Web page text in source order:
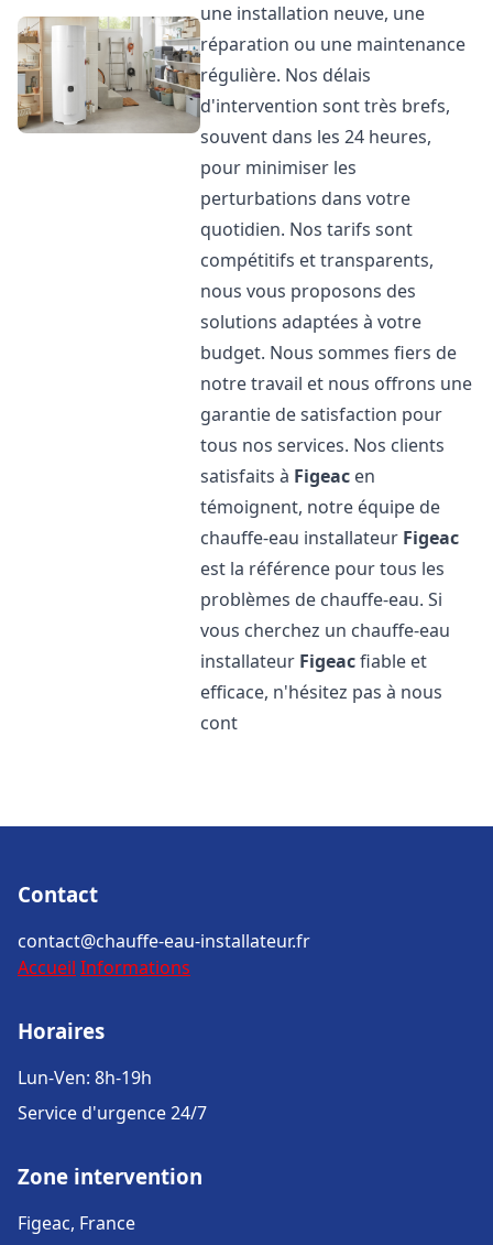
une installation neuve, une
réparation ou une maintenance
régulière. Nos délais
d'intervention sont très brefs,
souvent dans les 24 heures,
pour minimiser les
perturbations dans votre
quotidien. Nos tarifs sont
compétitifs et transparents,
nous vous proposons des
solutions adaptées à votre
budget. Nous sommes fiers de
notre travail et nous offrons une
garantie de satisfaction pour
tous nos services. Nos clients
satisfaits à Figeac en
témoignent, notre équipe de
chauffe-eau installateur Figeac
est la référence pour tous les
problèmes de chauffe-eau. Si
vous cherchez un chauffe-eau
installateur Figeacfiable et
efficace, n'hésitez pas à nous
cont
Contact
contact@chauffe-eau-installateur.fr
Accueil Informations
Horaires
Lun-Ven: 8h-19h
Service d'urgence 24/7
Zone intervention
Figeac, France